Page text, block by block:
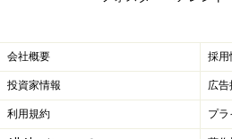
会社概要 採用
投資家情報 広告
利用規約 プラ